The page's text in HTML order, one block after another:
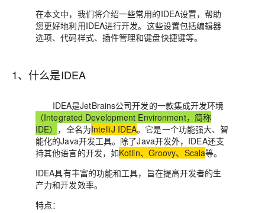
在本文中，我们将介绍一些常用的IDEA设置，帮助
您更好地利用IDEA进行开发。这些设置包括编辑器
选项、代码样式、插件管理和键盘快捷键等。
1、什么是IDEA
IDEA是JetBrains公司开发的一款集成开发环境
（Integrated Development Environment，简称
IDE） ，全名为IntelliJ IDEA。它是一个功能强大、智
能化的Java开发工具。除了Java开发外，IDEA还支
持其他语言的开发，如Kotlin、Groovy、Scala等。
IDEA具有丰富的功能和工具，旨在提高开发者的生
产力和开发效率。
特点：